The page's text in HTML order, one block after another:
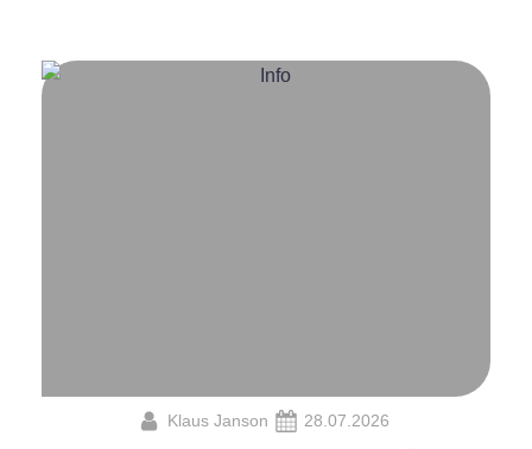
Klaus Janson 28.07.2026